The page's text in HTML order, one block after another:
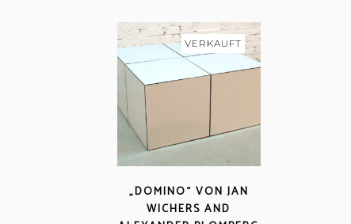
VERKAUFT
„DOMINO“ VON JAN
WICHERS AND